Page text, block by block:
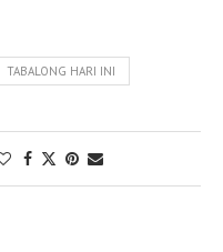
TABALONG HARI INI